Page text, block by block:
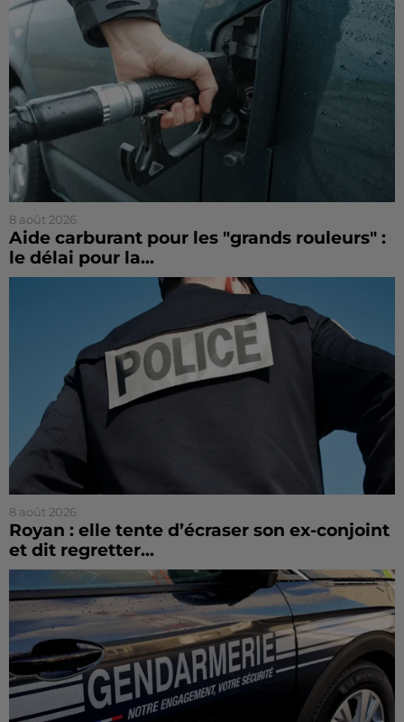
8 août 2026
Aide carburant pour les "grands rouleurs" :
le délai pour la...
8 août 2026
Royan : elle tente d’écraser son ex-conjoint
et dit regretter...